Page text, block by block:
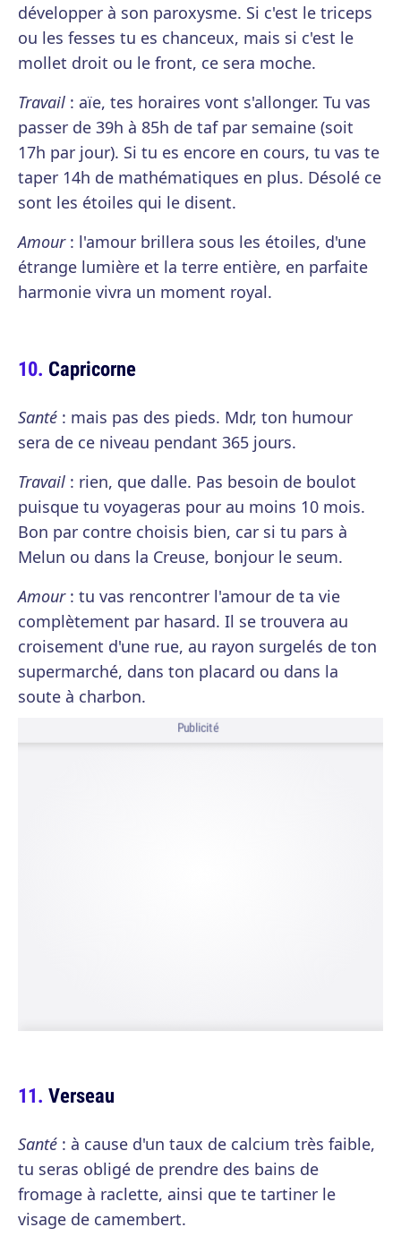
développer à son paroxysme. Si c'est le triceps
ou les fesses tu es chanceux, mais si c'est le
mollet droit ou le front, ce sera moche.
Travail : aïe, tes horaires vont s'allonger. Tu vas
passer de 39h à 85h de taf par semaine (soit
17h par jour). Si tu es encore en cours, tu vas te
taper 14h de mathématiques en plus. Désolé ce
sont les étoiles qui le disent.
Amour: l'amour brillera sous les étoiles, d'une
étrange lumière et la terre entière, en parfaite
harmonie vivra un moment royal.
Capricorne
Santé : mais pas des pieds. Mdr, ton humour
sera de ce niveau pendant 365 jours.
Travail : rien, que dalle. Pas besoin de boulot
puisque tu voyageras pour au moins 10 mois.
Bon par contre choisis bien, car si tu pars à
Melun ou dans la Creuse, bonjour le seum.
Amour: tu vas rencontrer l'amour de ta vie
complètement par hasard. Il se trouvera au
croisement d'une rue, au rayon surgelés de ton
supermarché, dans ton placard ou dans la
soute à charbon.
Publicité
Verseau
Santé : à cause d'un taux de calcium très faible,
tu seras obligé de prendre des bains de
fromage à raclette, ainsi que te tartiner le
visage de camembert.